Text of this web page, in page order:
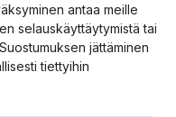
antaa meille
selauskäyttäytymistä tai
jättäminen
tiettyihin